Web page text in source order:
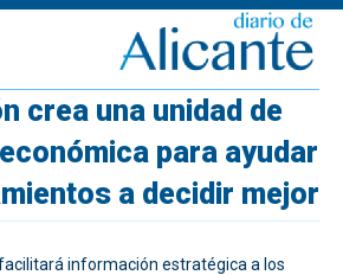
crea una unidad de
para ayudar
a decidir mejor
información estratégica a los